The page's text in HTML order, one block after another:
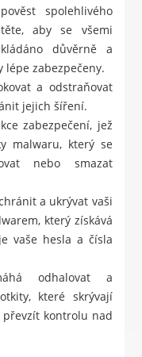
spolehlivého
aby se všemi
důvěrně a
lépe zabezpečeny.
a odstraňovat
jejich šíření.
zabezpečení, jež
malwaru, který se
nebo smazat
a ukrývat vaši
který získává
vaše hesla a čísla
odhalovat a
které skrývají
kontrolu nad